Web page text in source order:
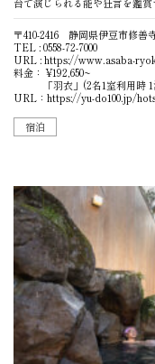
〒410-2416 静岡県伊豆市修善寺
TEL : 0558-72-7000
URL :https://www.asaba-
料金： ¥192,650~
「羽衣」(2名1室利用時 1
URL： https://yu-do100.jp/
宿泊